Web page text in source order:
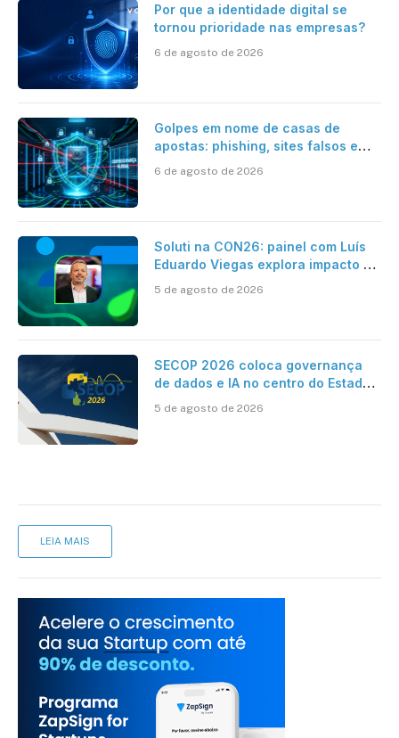
Por que a identidade digital se
tornou prioridade nas empresas?
6 de agosto de 2026
Golpes em nome de casas de
apostas: phishing, sites falsos e
6 de agosto de 2026
Soluti na CON26: painel com Luís
Eduardo Viegas explora impacto de
Contabilidade
5 de agosto de 2026
SECOP 2026 coloca governança
de dados e IA no centro do Estado
5 de agosto de 2026
LEIA MAIS